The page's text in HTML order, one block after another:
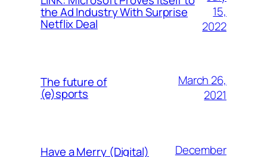
the Ad Industry With Surprise
Netflix Deal
15,
2022
The future of
(e)sports
March 26,
2021
Have a Merry (Digital)
December